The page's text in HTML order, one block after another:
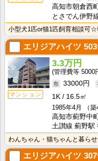
高知市朝倉西町
とさでん伊野
エリジアハイツ
マンション
3.3万円
5000
33000円
1K
16.5㎡
1985年4月
（
高知市薊野中町
土讃線 薊野駅
エリジアハイツ